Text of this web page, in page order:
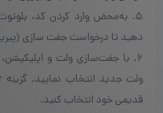
۵. به‌محض وارد کردن کد،
دهید تا درخواست جفت سازی
قدیمی خود انتخاب کنید.